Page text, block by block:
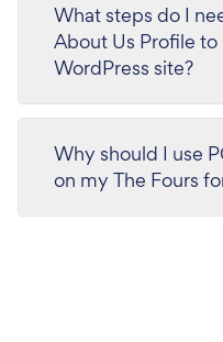
What steps do I
About Us Profile
WordPress site?
Why should I use
on my The Fours